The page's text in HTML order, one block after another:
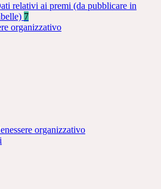
relativi ai premi (da pubblicare in
7
organizzativo
organizzativo